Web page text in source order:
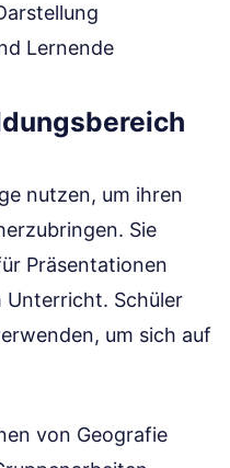
Lernende
nutzen, um ihren
Sie
Präsentationen
Unterricht. Schüler
um sich auf
von Geografie